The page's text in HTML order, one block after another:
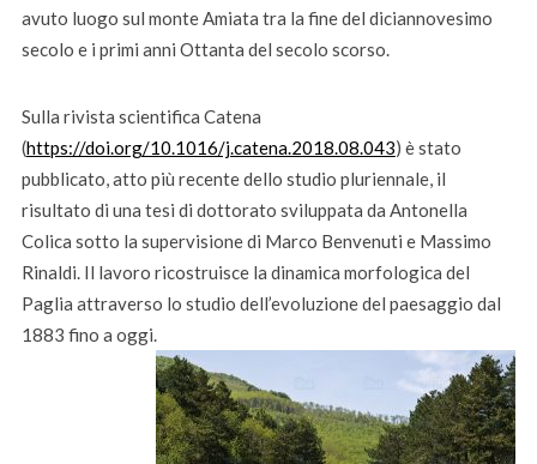
avuto luogo sul monte Amiata tra la fine del diciannovesimo
secolo e i primi anni Ottanta del secolo scorso.
Sulla rivista scientifica Catena
(https://doi.org/10.1016/j.catena.2018.08.043) è stato
pubblicato, atto più recente dello studio pluriennale, il
risultato di una tesi di dottorato sviluppata da Antonella
Colica sotto la supervisione di Marco Benvenuti e Massimo
Rinaldi. Il lavoro ricostruisce la dinamica morfologica del
Paglia attraverso lo studio dell’evoluzione del paesaggio dal
1883 fino a oggi.